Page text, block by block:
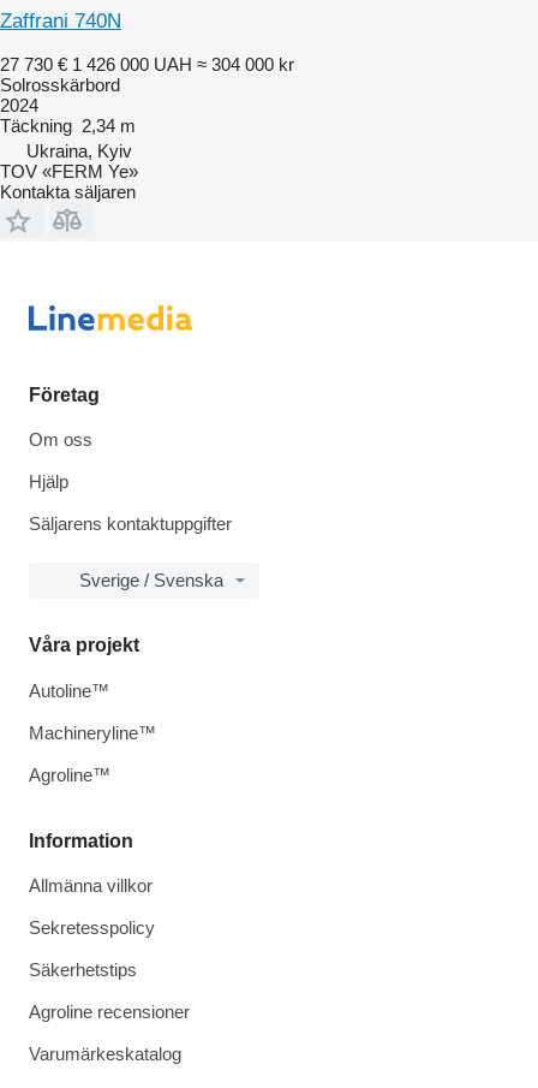
Zaffrani 740N
27 730 € 1 426 000 UAH ≈ 304 000 kr
Solrosskärbord
2024
Täckning 2,34 m
Ukraina, Kyiv
TOV «FERM Ye»
Kontakta säljaren
Företag
Om oss
Hjälp
Säljarens kontaktuppgifter
Sverige / Svenska
Information
Allmänna villkor
Sekretesspolicy
Säkerhetstips
Agroline recensioner
Varumärkeskatalog
Våra projekt
Autoline™
Machineryline™
Agroline™